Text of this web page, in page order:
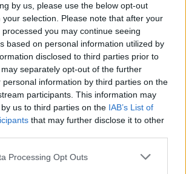
by us, please use the below opt-out
selection. Please note that after your
you may continue seeing
based on personal information utilized by
disclosed to third parties prior to
separately opt-out of the further
personal information by third parties on the
participants. This information may
us to third parties on the IAB’s List of
that may further disclose it to other
Processing Opt Outs
dobré ráno....R
rychlik64
před 6 měsíci